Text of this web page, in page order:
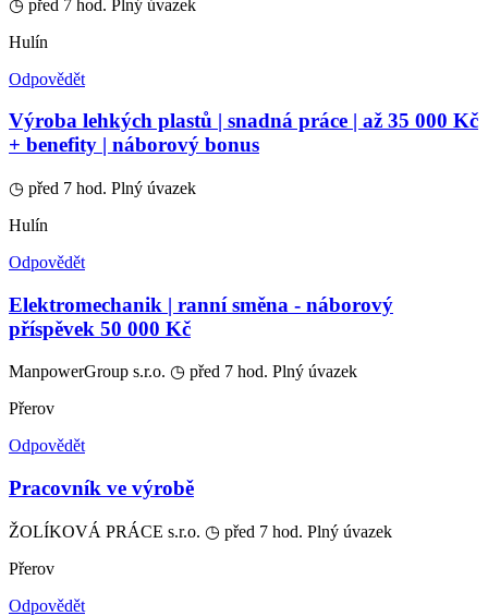
◷ před 7 hod. Plný úvazek
Hulín
Odpovědět
Výroba lehkých plastů | snadná práce | až 35 000 Kč
+ benefity | náborový bonus
◷ před 7 hod. Plný úvazek
Hulín
Odpovědět
Elektromechanik | ranní směna - náborový
příspěvek 50 000 Kč
ManpowerGroup s.r.o. ◷ před 7 hod. Plný úvazek
Přerov
Odpovědět
Pracovník ve výrobě
ŽOLÍKOVÁ PRÁCE s.r.o. ◷ před 7 hod. Plný úvazek
Přerov
Odpovědět